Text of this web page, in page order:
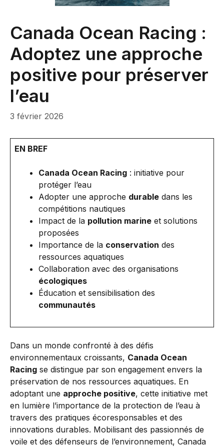
Canada Ocean Racing :
Adoptez une approche
positive pour préserver
l’eau
3 février 2026
EN BREF
Canada Ocean Racing : initiative pour
protéger l’eau
Adopter une approche durable dans les
compétitions nautiques
Impact de la pollution marine et solutions
proposées
Importance de la conservation des
ressources aquatiques
Collaboration avec des organisations
écologiques
Éducation et sensibilisation des
communautés
Dans un monde confronté à des défis
environnementaux croissants, Canada Ocean
Racing se distingue par son engagement envers la
préservation de nos ressources aquatiques. En
adoptant une approche positive, cette initiative met
en lumière l’importance de la protection de l’eau à
travers des pratiques écoresponsables et des
innovations durables. Mobilisant des passionnés de
voile et des défenseurs de l’environnement, Canada